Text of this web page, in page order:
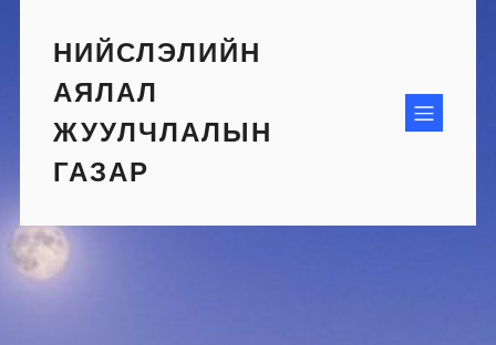
contentНИЙСЛЭЛИЙН
АЯЛАЛ
ЖУУЛЧЛАЛЫН
ГАЗАР